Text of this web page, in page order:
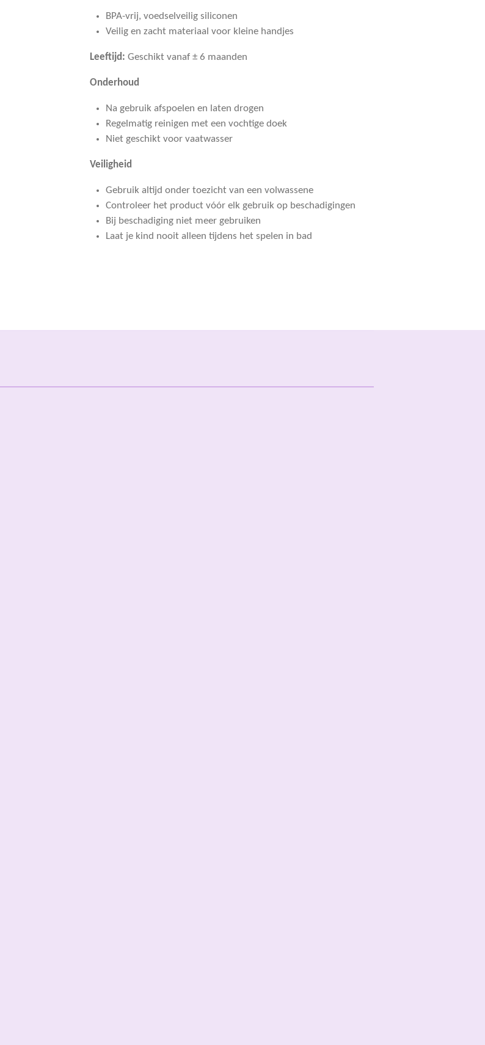
BPA-vrij, voedselveilig siliconen
Veilig en zacht materiaal voor kleine handjes
Leeftijd: Geschikt vanaf ± 6 maanden
Onderhoud
Na gebruik afspoelen en laten drogen
Regelmatig reinigen met een vochtige doek
Niet geschikt voor vaatwasser
Veiligheid
Gebruik altijd onder toezicht van een volwassene
Controleer het product vóór elk gebruik op beschadigingen
Bij beschadiging niet meer gebruiken
Laat je kind nooit alleen tijdens het spelen in bad